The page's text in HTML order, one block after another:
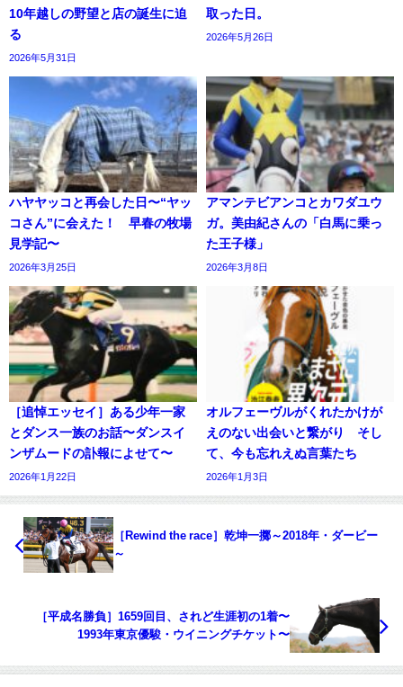
10年越しの野望と店の誕生に迫
る
2026年5月31日
取った日。
2026年5月26日
ハヤヤッコと再会した日〜“ヤッ
コさん”に会えた！ 早春の牧場
見学記〜
2026年3月25日
アマンテビアンコとカワダユウ
ガ。美由紀さんの「白馬に乗っ
た王子様」
2026年3月8日
［追悼エッセイ］ある少年一家
とダンス一族のお話〜ダンスイ
ンザムードの訃報によせて〜
2026年1月22日
オルフェーヴルがくれたかけが
えのない出会いと繋がり そし
て、今も忘れえぬ言葉たち
2026年1月3日
［Rewind the race］乾坤一擲～2018年・ダービー
～
［平成名勝負］1659回目、されど生涯初の1着〜
1993年東京優駿・ウイニングチケット〜